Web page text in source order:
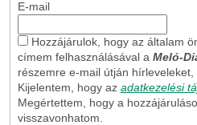
E-mail
Hozzájárulok, hogy az általam
címem felhasználásával a Meló-
részemre e-mail útján hírleveleket,
Kijelentem, hogy az adatkezelési
Megértettem, hogy a
visszavonhatom.